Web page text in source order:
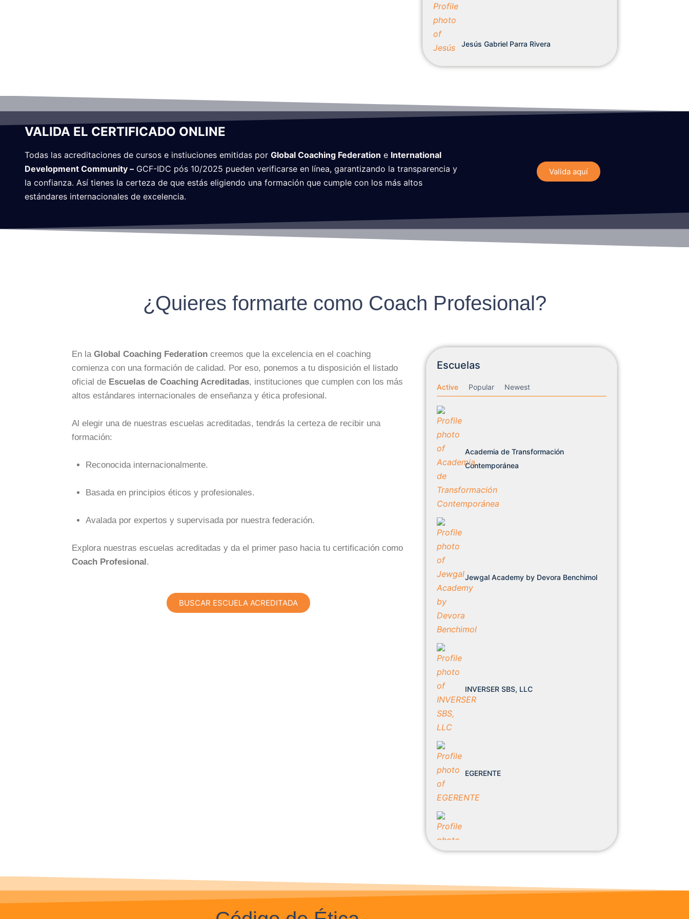
Jesús Gabriel Parra Rivera
VALIDA EL CERTIFICADO ONLINE
Todas las acreditaciones de cursos e instiuciones emitidas por Global Coaching Federation e International
Development Community – GCF-IDC pós 10/2025 pueden verificarse en línea, garantizando la transparencia y
la confianza. Así tienes la certeza de que estás eligiendo una formación que cumple con los más altos
estándares internacionales de excelencia.
Valida aquí
¿Quieres formarte como Coach Profesional?
En la Global Coaching Federation creemos que la excelencia en el coaching
comienza con una formación de calidad. Por eso, ponemos a tu disposición el listado
oficial de Escuelas de Coaching Acreditadas, instituciones que cumplen con los más
altos estándares internacionales de enseñanza y ética profesional.
Al elegir una de nuestras escuelas acreditadas, tendrás la certeza de recibir una
formación:
Reconocida internacionalmente.
Basada en principios éticos y profesionales.
Avalada por expertos y supervisada por nuestra federación.
Explora nuestras escuelas acreditadas y da el primer paso hacia tu certificación como
Coach Profesional.
BUSCAR ESCUELA ACREDITADA
Escuelas
Active Popular Newest
Academia de Transformación
Contemporánea
Jewgal Academy by Devora Benchimol
INVERSER SBS, LLC
EGERENTE